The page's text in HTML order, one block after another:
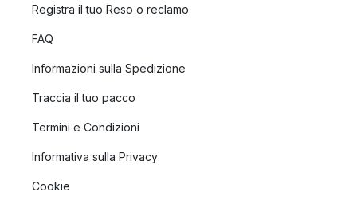
Registra il tuo Reso o reclamo
FAQ
Informazioni sulla Spedizione
Traccia il tuo pacco
Termini e Condizioni
Informativa sulla Privacy
Cookie